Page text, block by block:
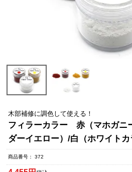
木部補修に調色して使える！
フィラーカラー 赤（マホガニ
ダーイエロー）/白（ホワイトカ
商品番号 372